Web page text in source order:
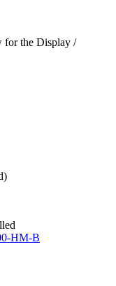
for the Display /
HM-B